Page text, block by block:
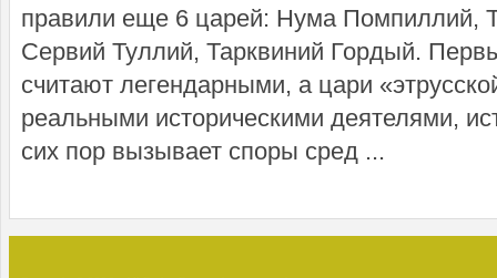
правили еще 6 царей: Нума Помпиллий,
Сервий Туллий, Тарквиний Гордый.
считают легендарными, а цари
реальными историческими деятелями,
сих пор вызывает споры сред ...